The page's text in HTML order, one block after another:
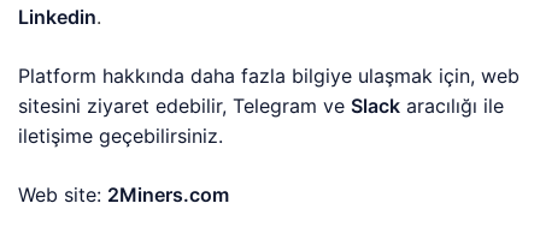
Linkedin.
Platform hakkında daha fazla bilgiye ulaşmak için, web
sitesini ziyaret edebilir, Telegram veSlack aracılığı ile
iletişime geçebilirsiniz.
Web site: 2Miners.com